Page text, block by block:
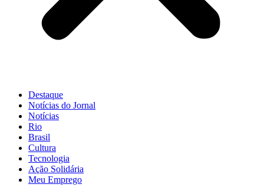
Destaque
Notícias do Jornal
Notícias
Rio
Brasil
Cultura
Tecnologia
Ação Solidária
Meu Emprego